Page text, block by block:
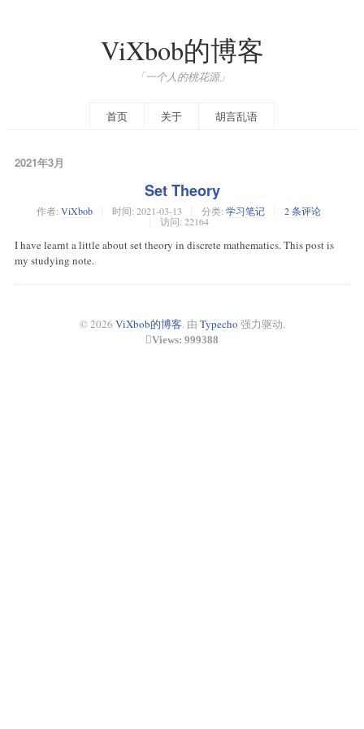
ViXbob的博客
「一个人的桃花源」
首页 关于 胡言乱语
2021年3月
Set Theory
作者: ViXbob 时间: 2021-03-13 分类: 学习笔记
2 条评论
访问: 22164
I have learnt a little about set theory in discrete mathematics. This post is
my studying note.
© 2026 ViXbob的博客. 由 Typecho 强力驱动.
Views: 999388